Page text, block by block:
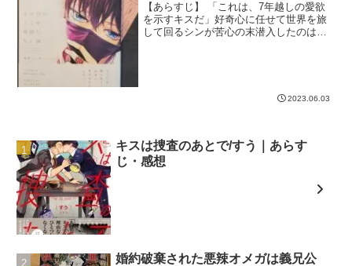
【あらすじ】 「これは、7年越しの愛欲
を示すキスだ」好奇心に任せて世界を旅
して回るシンが苦心の末潜入したのは、
2023.06.03
キスは捜査のあとで/すう｜あらす
じ・感想
婚約破棄された悪辣オメガは義兄公